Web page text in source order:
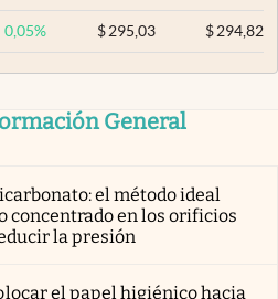
0,05% $ 295,03 $294,82
General
el método ideal
concentrado en los orificios
la presión
el papel higiénico hacia